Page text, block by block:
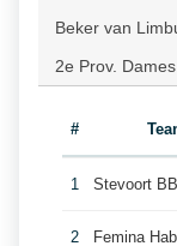
Beker van
2e Prov.
#
1 Stevoort
2 Femina